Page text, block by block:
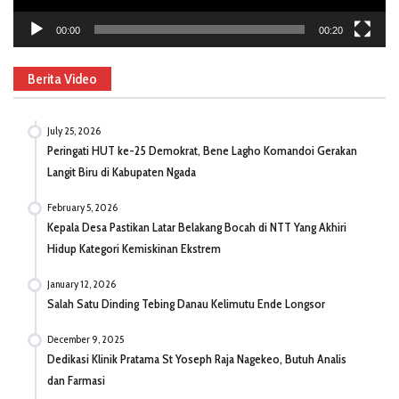
00:00 00:20
Berita Video
July 25, 2026
Peringati HUT ke-25 Demokrat, Bene Lagho Komandoi Gerakan
Langit Biru di Kabupaten Ngada
February 5, 2026
Kepala Desa Pastikan Latar Belakang Bocah di NTT Yang Akhiri
Hidup Kategori Kemiskinan Ekstrem
January 12, 2026
Salah Satu Dinding Tebing Danau Kelimutu Ende Longsor
December 9, 2025
Dedikasi Klinik Pratama St Yoseph Raja Nagekeo, Butuh Analis
dan Farmasi